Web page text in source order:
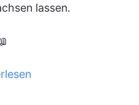
lassen.